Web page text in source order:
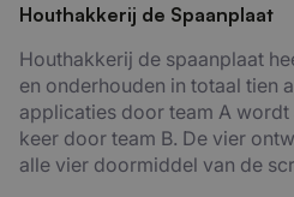
Houthakkerij de Spaanplaat
Houthakkerij de spaanplaat
en onderhouden in totaal tien
applicaties door team A wordt
keer door team B. De vier
alle vier doormiddel van de